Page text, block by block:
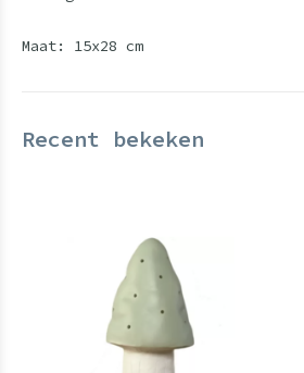
Maat: 15x28 cm
Recent bekeken